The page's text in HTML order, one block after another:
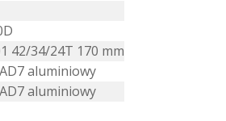
42/34/24T 170 mm
aluminiowy
aluminiowy